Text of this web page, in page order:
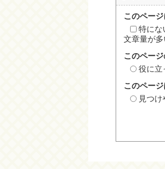
このペー
特にな
文章量が多
このペー
役に立
このペー
見つけ